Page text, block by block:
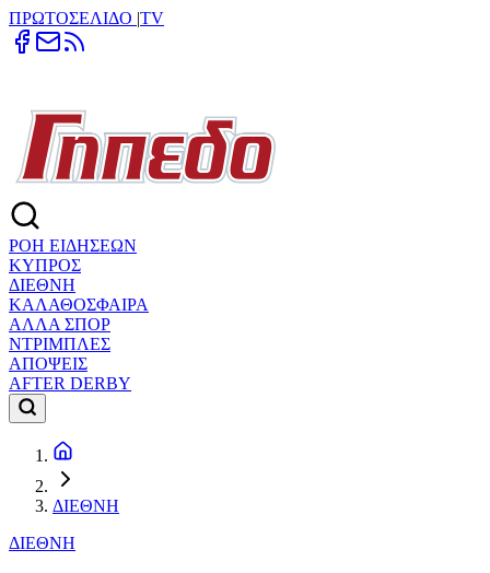
ΠΡΩΤΟΣΕΛΙΔΟ |TV
ΡΟΗ ΕΙΔΗΣΕΩΝ
ΚΥΠΡΟΣ
ΔΙΕΘΝΗ
ΚΑΛΑΘΟΣΦΑΙΡΑ
ΑΛΛΑ ΣΠΟΡ
ΝΤΡΙΜΠΛΕΣ
ΑΠΟΨΕΙΣ
AFTER DERBY
ΔΙΕΘΝΗ
ΔΙΕΘΝΗ